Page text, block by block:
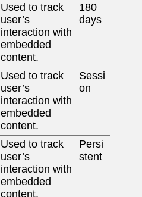
Used to track
user’s
interaction with
embedded
content.
180
days
Used to track
user’s
interaction with
embedded
content.
Sessi
on
Used to track
user’s
interaction with
embedded
content.
Persi
stent